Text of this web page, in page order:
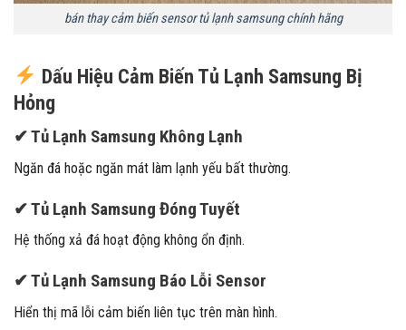
bán thay cảm biến sensor tủ lạnh samsung chính hãng
Dấu Hiệu Cảm Biến Tủ Lạnh Samsung Bị
Hỏng
✔ Tủ Lạnh Samsung Không Lạnh
Ngăn đá hoặc ngăn mát làm lạnh yếu bất thường.
✔ Tủ Lạnh Samsung Đóng Tuyết
Hệ thống xả đá hoạt động không ổn định.
✔ Tủ Lạnh Samsung Báo Lỗi Sensor
Hiển thị mã lỗi cảm biến liên tục trên màn hình.